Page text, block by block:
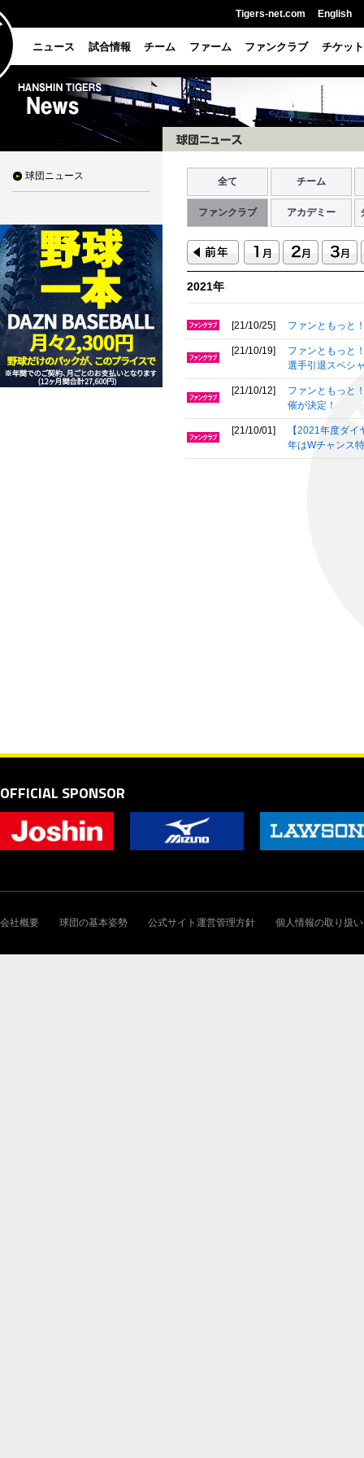
Tigers-net.com English
ニュース 試合情報 チーム ファーム ファンクラブ チケット
球団ニュース 全て チーム
ファンクラブ アカデミー
2021年
[21/10/25] ファンともっと
[21/10/19]
ファンともっと
選手引退スペシ
[21/10/12]
ファンともっと
催が決定！
[21/10/01]
【2021年度ダ
年はWチャンス
OFFICIAL SPONSOR
会社概要 球団の基本姿勢 公式サイト運営管理方針 個人情報の取り扱い